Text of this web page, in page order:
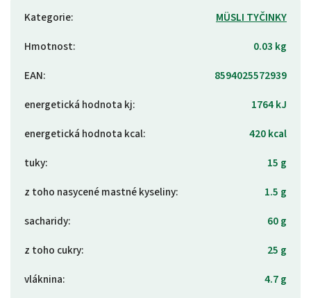
Kategorie:
MÜSLI TYČINKY
Hmotnost:
0.03 kg
EAN:
8594025572939
energetická hodnota kj:
1764 kJ
energetická hodnota kcal:
420 kcal
tuky:
15 g
z toho nasycené mastné kyseliny:
1.5 g
sacharidy:
60 g
z toho cukry:
25 g
vláknina:
4.7 g